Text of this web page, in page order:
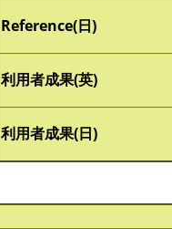
Reference(日)
利用者成果(英)
利用者成果(日)